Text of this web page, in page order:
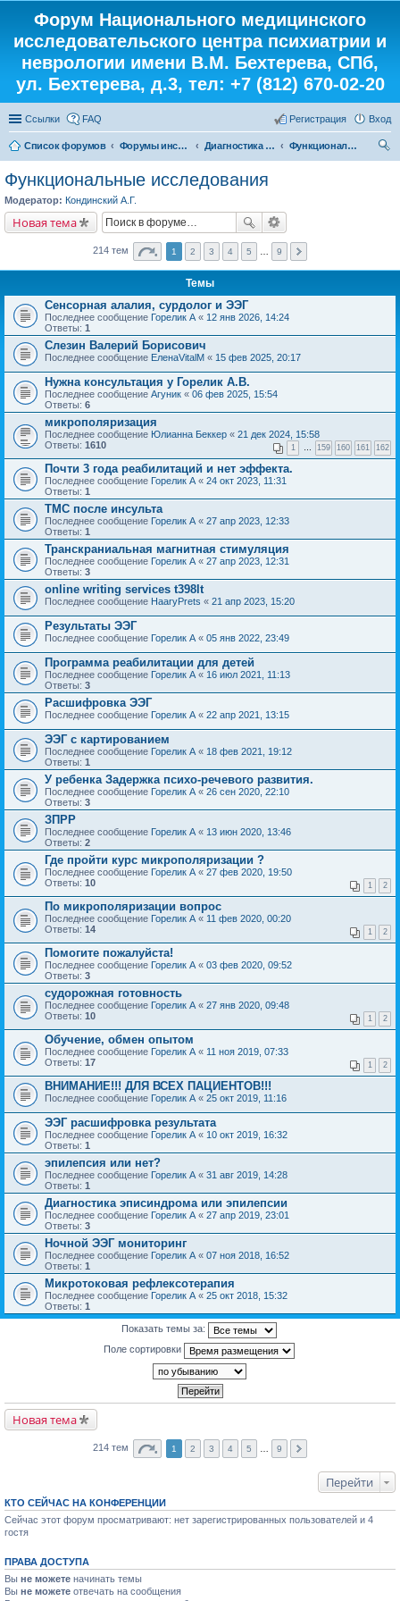
Форум Национального медицинского
исследовательского центра психиатрии и
неврологии имени В.М. Бехтерева, СПб,
ул. Бехтерева, д.3, тел: +7 (812) 670-02-20
Ссылки FAQ Вход
Регистрация
Список форумов Форумы института Диагностика от «А» до «Я»
Функциональные исследования
Функциональные исследования
Модератор: Кондинский А.Г.
Новая тема
214 тем 1 2 3 4 5 9
Темы
Сенсорная алалия, сурдолог и ЭЭГ
Последнее сообщение Горелик А « 12 янв 2026, 14:24
Ответы: 1
Слезин Валерий Борисович
Последнее сообщение ЕленаVitalM « 15 фев 2025, 20:17
Нужна консультация у Горелик А.В.
Последнее сообщение Агуник « 06 фев 2025, 15:54
Ответы: 6
микрополяризация
Последнее сообщение Юлианна Беккер « 21 дек 2024, 15:58
Ответы: 1610 1 159 160 161 162
Почти 3 года реабилитаций и нет эффекта.
Последнее сообщение Горелик А « 24 окт 2023, 11:31
Ответы: 1
ТМС после инсульта
Последнее сообщение Горелик А « 27 апр 2023, 12:33
Ответы: 1
Транскраниальная магнитная стимуляция
Последнее сообщение Горелик А « 27 апр 2023, 12:31
Ответы: 3
online writing services t398lt
Последнее сообщение HaaryPrets « 21 апр 2023, 15:20
Результаты ЭЭГ
Последнее сообщение Горелик А « 05 янв 2022, 23:49
Программа реабилитации для детей
Последнее сообщение Горелик А « 16 июл 2021, 11:13
Ответы: 3
Расшифровка ЭЭГ
Последнее сообщение Горелик А « 22 апр 2021, 13:15
ЭЭГ с картированием
Последнее сообщение Горелик А « 18 фев 2021, 19:12
Ответы: 1
У ребенка Задержка психо-речевого развития.
Последнее сообщение Горелик А « 26 сен 2020, 22:10
Ответы: 3
ЗПРР
Последнее сообщение Горелик А « 13 июн 2020, 13:46
Ответы: 2
Где пройти курс микрополяризации ?
Последнее сообщение Горелик А « 27 фев 2020, 19:50
Ответы: 10 1 2
По микрополяризации вопрос
Последнее сообщение Горелик А « 11 фев 2020, 00:20
Ответы: 14 1 2
Помогите пожалуйста!
Последнее сообщение Горелик А « 03 фев 2020, 09:52
Ответы: 3
судорожная готовность
Последнее сообщение Горелик А « 27 янв 2020, 09:48
Ответы: 10 1 2
Обучение, обмен опытом
Последнее сообщение Горелик А « 11 ноя 2019, 07:33
Ответы: 17 1 2
ВНИМАНИЕ!!! ДЛЯ ВСЕХ ПАЦИЕНТОВ!!!
Последнее сообщение Горелик А « 25 окт 2019, 11:16
ЭЭГ расшифровка результата
Последнее сообщение Горелик А « 10 окт 2019, 16:32
Ответы: 1
эпилепсия или нет?
Последнее сообщение Горелик А « 31 авг 2019, 14:28
Ответы: 1
Диагностика эписиндрома или эпилепсии
Последнее сообщение Горелик А « 27 апр 2019, 23:01
Ответы: 3
Ночной ЭЭГ мониторинг
Последнее сообщение Горелик А « 07 ноя 2018, 16:52
Ответы: 1
Микротоковая рефлексотерапия
Последнее сообщение Горелик А « 25 окт 2018, 15:32
Ответы: 1
Показать темы за:
Поле сортировки
Новая тема
214 тем 1 2 3 4 5 9
Перейти
КТО СЕЙЧАС НА КОНФЕРЕНЦИИ
Сейчас этот форум просматривают: нет зарегистрированных пользователей и 4
гостя
ПРАВА ДОСТУПА
Вы не можете начинать темы
Вы не можете отвечать на сообщения